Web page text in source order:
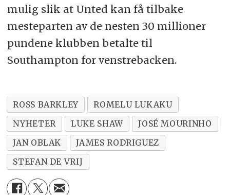
mulig slik at Unted kan få tilbake
mesteparten av de nesten 30 millioner
pundene klubben betalte til
Southampton for venstrebacken.
ROSS BARKLEY
ROMELU LUKAKU
NYHETER
LUKE SHAW
JOSÉ MOURINHO
JAN OBLAK
JAMES RODRIGUEZ
STEFAN DE VRIJ